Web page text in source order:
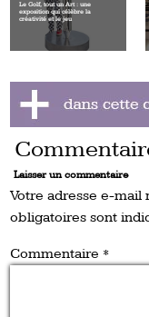
Le Golf, tout un Art : une
exposition qui célèbre la
créativité et le jeu
Laisser un commentaire
Votre adresse e-mail
obligatoires sont
Commentaire *